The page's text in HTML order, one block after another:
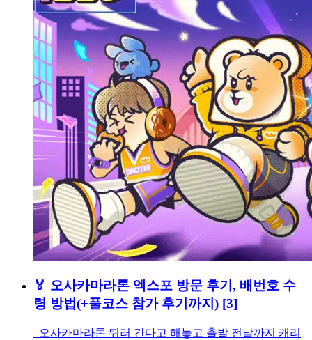
🏅 오사카마라톤 엑스포 방문 후기, 배번호 수
령 방법(+풀코스 참가 후기까지) [3]
오사카마라톤 뛰러 간다고 해놓고 출발 전날까지 캐리